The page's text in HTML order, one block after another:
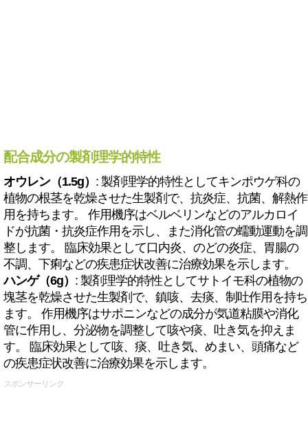
配合成分の製剤理学的特性
オウレン（1.5g） : 製剤理学的特性としてキンポウゲ科の
植物の根茎を乾燥させた生製剤で、抗炎症、抗菌、解熱作
用を持ちます。 作用機序はベルベリンなどのアルカロイ
ドが抗菌・抗炎症作用を示し、また消化管の蠕動運動を調
整します。 臨床効果として口内炎、のどの炎症、胃腸の
不調、下痢などの疾患症状改善に治療効果を示します。
ハンゲ（6g） : 製剤理学的特性としてサトイモ科の植物の
塊茎を乾燥させた生製剤で、鎮咳、去痰、制吐作用を持ち
ます。 作用機序はサポニンなどの成分が気道粘膜や消化
管に作用し、分泌物を調整して咳や痰、吐き気を抑えま
す。 臨床効果として咳、痰、吐き気、めまい、頭痛など
の疾患症状改善に治療効果を示します。
スポンサーリンク